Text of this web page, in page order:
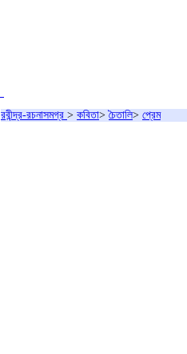
রবীন্দ্র-রচনাসমগ্র > কবিতা>চৈতালি> প্রেম